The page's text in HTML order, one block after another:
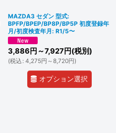
MAZDA3 セダン 型式:
BPFP/BPEP/BP8P/BP5P 初度登録年
月/初度検査年月: R1/5〜
3,886 円 ～7,927 円(税別)
(税込 : 4,275円 ～8,720円)
オプション選択